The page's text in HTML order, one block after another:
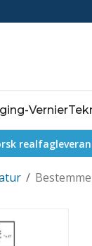
Vernier
/